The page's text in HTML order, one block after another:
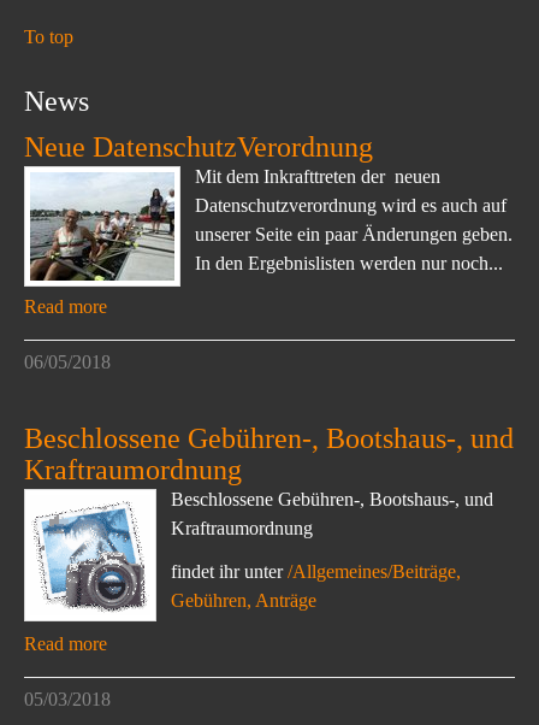
To top
News
Neue DatenschutzVerordnung
Mit dem Inkrafttreten der neuen
Datenschutzverordnung wird es auch auf
unserer Seite ein paar Änderungen geben.
In den Ergebnislisten werden nur noch...
Read more
06/05/2018
Beschlossene Gebühren-, Bootshaus-, und
Kraftraumordnung
Beschlossene Gebühren-, Bootshaus-, und
Kraftraumordnung
findet ihr unter/Allgemeines/Beiträge,
Gebühren, Anträge
Read more
05/03/2018